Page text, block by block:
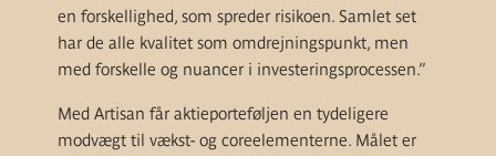
en forskellighed, som spreder risikoen. Samlet set
har de alle kvalitet som omdrejningspunkt, men
med forskelle og nuancer i investeringsprocessen.”
Med Artisan får aktieporteføljen en tydeligere
modvægt til vækst- og coreelementerne. Målet er